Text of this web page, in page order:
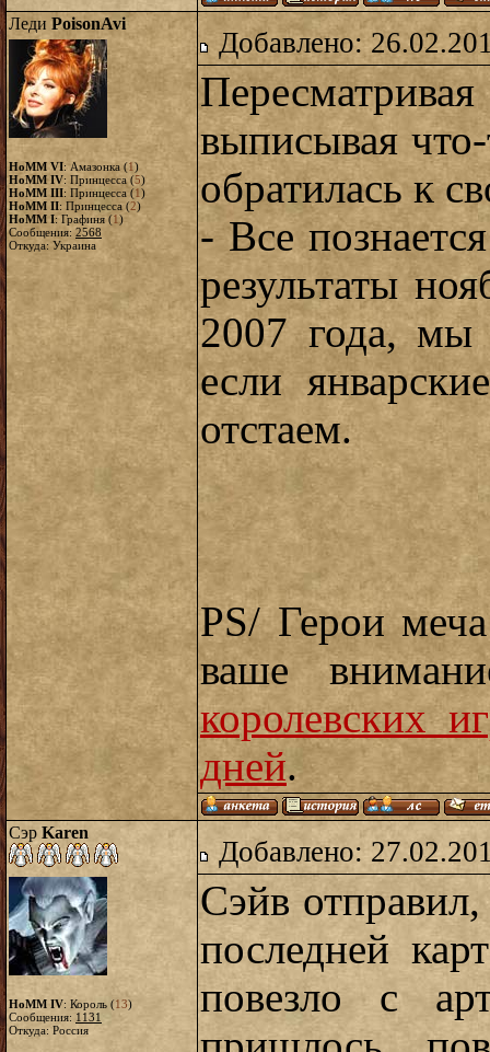
Леди PoisonAvi
HoMM VI: Амазонка (1)
HoMM IV: Принцесса (5)
HoMM III: Принцесса (1)
HoMM II: Принцесса (2)
HoMM I: Графиня (1)
Сообщения:2568
Откуда: Украина
Добавлено:
выписывая
обратилась к
- Все
результаты
2007 года,
если
отстаем.
PS/ Герои
ваше
королевских
дней.
Сэр Karen
HoMM IV: Король (13)
Сообщения: 1131
Откуда: Россия
Добавлено:
Сэйв
последней
повезло с